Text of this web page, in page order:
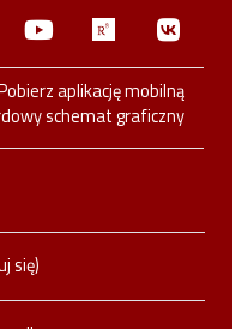
+ f
Youtube
aplikację mobilną
schemat graficzny
się)